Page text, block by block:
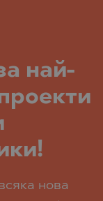
най-
нова